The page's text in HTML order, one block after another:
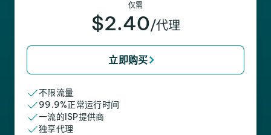
仅需
$2.40/代理
立即购买
不限流量
99.9%正常运行时间
一流的ISP提供商
独享代理